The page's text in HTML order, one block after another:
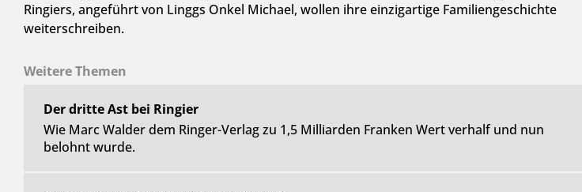
Ringiers, angeführt von Linggs Onkel Michael, wollen ihre einzigartige Familiengeschichte
weiterschreiben.
Weitere Themen
Der dritte Ast bei Ringier
Wie Marc Walder dem Ringer-Verlag zu 1,5 Milliarden Franken Wert verhalf und nun
belohnt wurde.